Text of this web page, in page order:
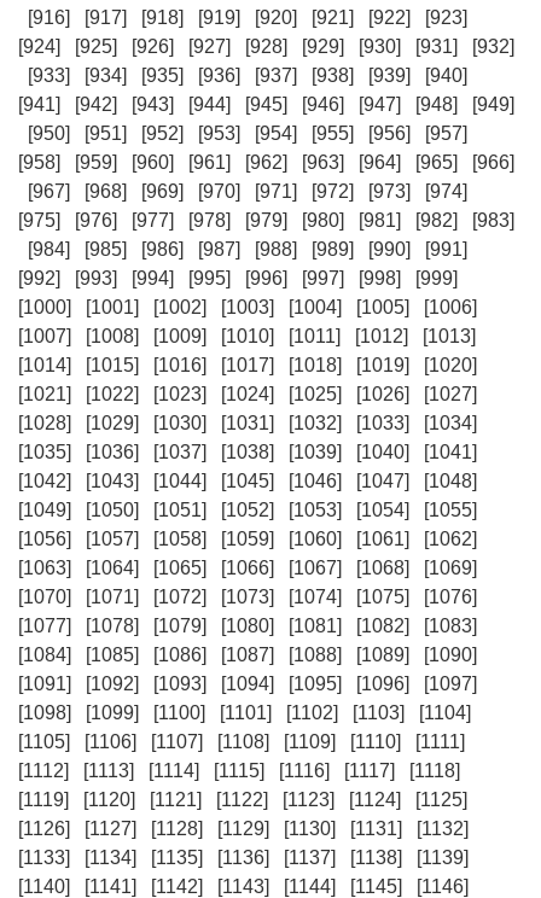
[916] [917] [918] [919] [920] [921] [922]
[923]
[924]
[925] [926] [927] [928] [929] [930] [931]
[932]
[933]
[934] [935] [936] [937] [938] [939]
[940]
[941]
[942] [943] [944] [945] [946] [947] [948]
[949]
[950]
[951] [952] [953] [954] [955] [956]
[957]
[958]
[959] [960] [961] [962] [963] [964] [965]
[966]
[967]
[968] [969] [970] [971] [972] [973]
[974]
[975]
[976] [977] [978] [979] [980] [981] [982]
[983]
[984]
[985] [986] [987] [988] [989] [990]
[991]
[992]
[993] [994] [995] [996] [997] [998]
[999]
[1000]
[1001] [1002] [1003] [1004] [1005]
[1006]
[1007]
[1008] [1009] [1010] [1011] [1012]
[1013]
[1014]
[1015] [1016] [1017] [1018] [1019]
[1020]
[1021]
[1022] [1023] [1024] [1025] [1026]
[1027]
[1028]
[1029] [1030] [1031] [1032] [1033]
[1034]
[1035]
[1036] [1037] [1038] [1039] [1040]
[1041]
[1042]
[1043] [1044] [1045] [1046] [1047]
[1048]
[1049]
[1050] [1051] [1052] [1053] [1054]
[1055]
[1056]
[1057] [1058] [1059] [1060] [1061]
[1062]
[1063]
[1064] [1065] [1066] [1067] [1068]
[1069]
[1070]
[1071] [1072] [1073] [1074] [1075]
[1076]
[1077]
[1078] [1079] [1080] [1081] [1082]
[1083]
[1084]
[1085] [1086] [1087] [1088] [1089]
[1090]
[1091]
[1092] [1093] [1094] [1095] [1096]
[1097]
[1098]
[1099] [1100] [1101] [1102] [1103]
[1104]
[1105]
[1106] [1107] [1108] [1109] [1110]
[1111]
[1112]
[1113] [1114] [1115] [1116] [1117]
[1118]
[1119]
[1120] [1121] [1122] [1123] [1124]
[1125]
[1126]
[1127] [1128] [1129] [1130] [1131]
[1132]
[1133]
[1134] [1135] [1136] [1137] [1138]
[1139]
[1140]
[1141] [1142] [1143] [1144] [1145]
[1146]